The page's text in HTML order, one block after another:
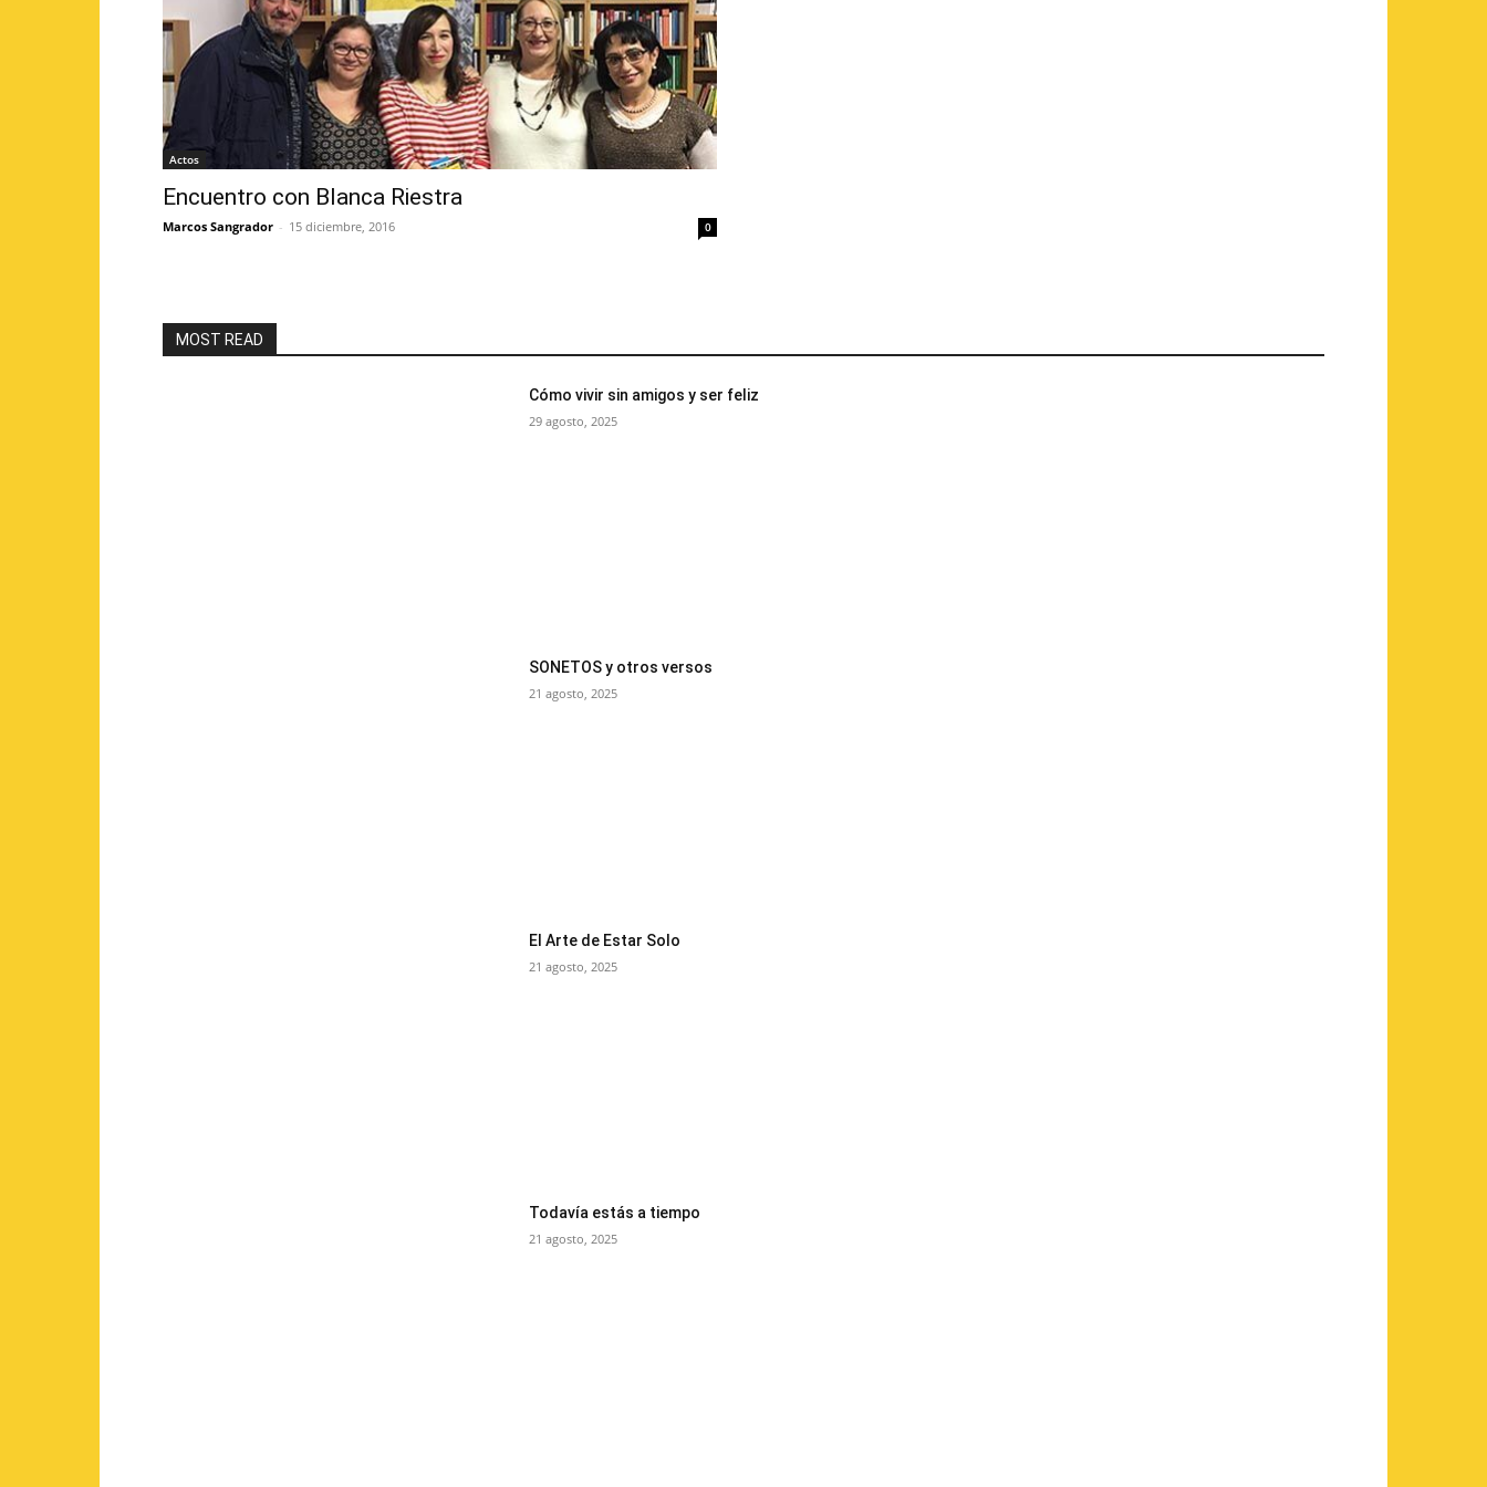
Actos
Encuentro con Blanca Riestra
Marcos Sangrador - 15 diciembre, 2016 0
MOST READ
Cómo vivir sin amigos y ser feliz
29 agosto, 2025
SONETOS y otros versos
21 agosto, 2025
El Arte de Estar Solo
21 agosto, 2025
Todavía estás a tiempo
21 agosto, 2025